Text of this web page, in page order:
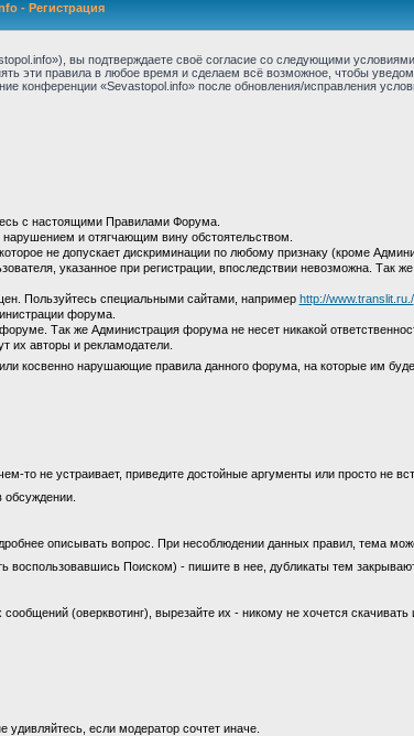
- Регистрация
вы подтверждаете своё согласие со следующими
эти правила в любое время и сделаем всё возможное, чтобы
конференции «Sevastopol.info» после обновления/исправления
с настоящими Правилами Форума.
и отягчающим вину обстоятельством.
не допускает дискриминации по любому признаку (кроме
указанное при регистрации, впоследствии невозможна. Так
Пользуйтесь специальными сайтами, например http://www.translit.ru./
форума.
Так же Администрация форума не несет никакой
их авторы и рекламодатели.
косвенно нарушающие правила данного форума, на которые им
то не устраивает, приведите достойные аргументы или просто не
описывать вопрос. При несоблюдении данных правил, тема
Поиском) - пишите в нее, дубликаты тем
(оверквотинг), вырезайте их - никому не хочется
если модератор сочтет иначе.